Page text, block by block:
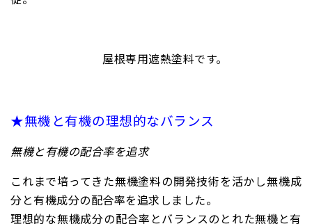
屋根専用遮熱塗料です。
★無機と有機の理想的なバランス
無機と有機の配合率を追求
これまで培ってきた無機塗料の開発技術を活かし無機成
分と有機成分の配合率を追求しました。
理想的な無機成分の配合率とバランスのとれた無機と有